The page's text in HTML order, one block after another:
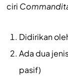
ciri
Didirikan
Ada dua
pasif)